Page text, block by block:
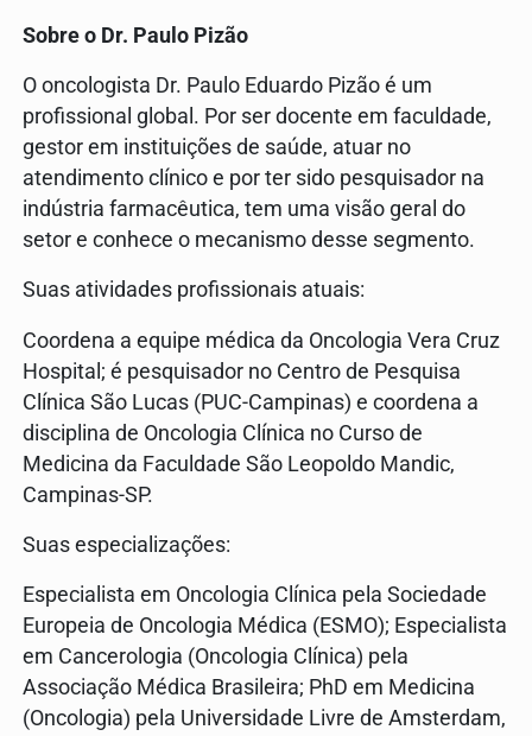
Sobre o Dr. Paulo Pizão
O oncologista Dr. Paulo Eduardo Pizão é um
profissional global. Por ser docente em faculdade,
gestor em instituições de saúde, atuar no
atendimento clínico e por ter sido pesquisador na
indústria farmacêutica, tem uma visão geral do
setor e conhece o mecanismo desse segmento.
Suas atividades profissionais atuais:
Coordena a equipe médica da Oncologia Vera Cruz
Hospital; é pesquisador no Centro de Pesquisa
Clínica São Lucas (PUC-Campinas) e coordena a
disciplina de Oncologia Clínica no Curso de
Medicina da Faculdade São Leopoldo Mandic,
Campinas-SP.
Suas especializações:
Especialista em Oncologia Clínica pela Sociedade
Europeia de Oncologia Médica (ESMO); Especialista
em Cancerologia (Oncologia Clínica) pela
Associação Médica Brasileira; PhD em Medicina
(Oncologia) pela Universidade Livre de Amsterdam,